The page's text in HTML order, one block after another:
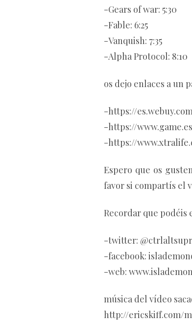
-Gears of war: 5:30
-Fable: 6:25
-Vanquish: 7:35
-Alpha Protocol: 8:10
os dejo enlaces a un
-https://
-https://
-https://
Espero que os
favor si compartís el
Recordar que podéis
-twitter:
-facebook:
-web:
música del vídeo
http://ericskiff.com/